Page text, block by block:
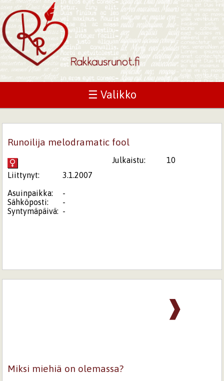
☰ Valikko
Runoilija melodramatic fool
Julkaistu:
10
Liittynyt:
3.1.2007
Asuinpaikka:
-
Sähköposti:
-
Syntymäpäivä: -
❱
Miksi miehiä on olemassa?